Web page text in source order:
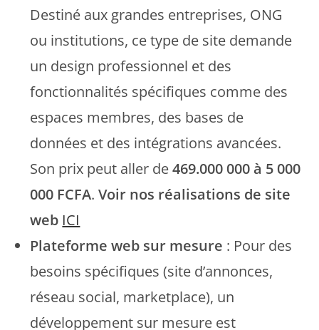
Destiné aux grandes entreprises, ONG
ou institutions, ce type de site demande
un design professionnel et des
fonctionnalités spécifiques comme des
espaces membres, des bases de
données et des intégrations avancées.
Son prix peut aller de469.000 000 à 5 000
000 FCFA.Voir nos réalisations de site
web ICI
Plateforme web sur mesure : Pour des
besoins spécifiques (site d’annonces,
réseau social, marketplace), un
développement sur mesure est